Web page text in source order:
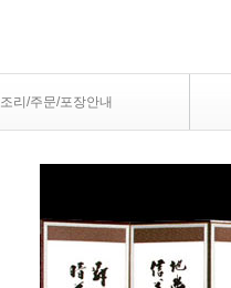
조리/주문/포장안내